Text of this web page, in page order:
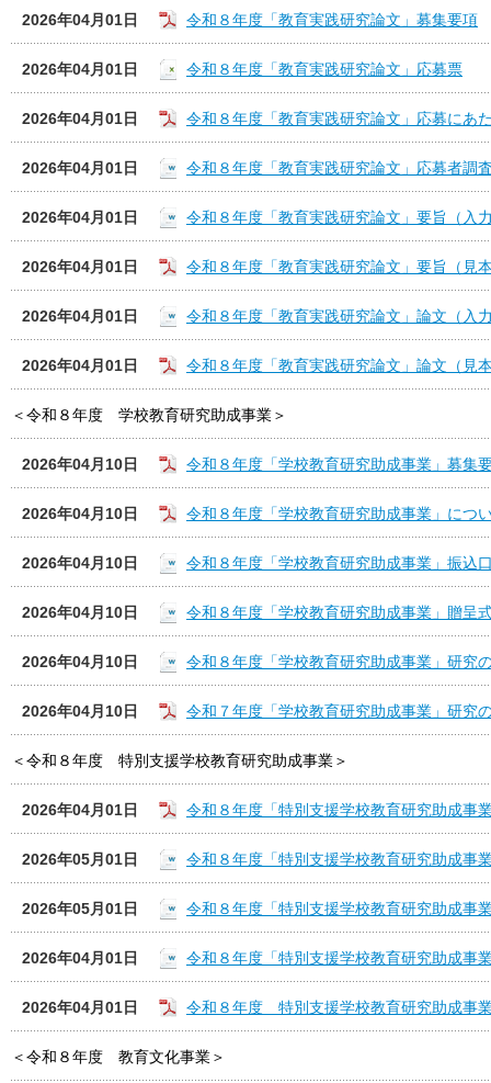
2026年04月01日 令和８年度「教育実践研究論文」募集要項
2026年04月01日 令和８年度「教育実践研究論文」応募票
2026年04月01日 令和８年度「教育実践研究論文」応募にあ
2026年04月01日 令和８年度「教育実践研究論文」応募者調
2026年04月01日 令和８年度「教育実践研究論文」要旨（入
2026年04月01日 令和８年度「教育実践研究論文」要旨（見
2026年04月01日 令和８年度「教育実践研究論文」論文（入
2026年04月01日 令和８年度「教育実践研究論文」論文（見
＜令和８年度 学校教育研究助成事業＞
2026年04月10日 令和８年度「学校教育研究助成事業」募集
2026年04月10日 令和８年度「学校教育研究助成事業」につ
2026年04月10日 令和８年度「学校教育研究助成事業」振込
2026年04月10日 令和８年度「学校教育研究助成事業」贈呈
2026年04月10日 令和８年度「学校教育研究助成事業」研究
2026年04月10日 令和７年度「学校教育研究助成事業」研究
＜令和８年度 特別支援学校教育研究助成事業＞
2026年04月01日 令和８年度「特別支援学校教育研究助成事
2026年05月01日 令和８年度「特別支援学校教育研究助成事
2026年05月01日 令和８年度「特別支援学校教育研究助成事
2026年04月01日 令和８年度「特別支援学校教育研究助成事
2026年04月01日 令和８年度 特別支援学校教育研究助成事
＜令和８年度 教育文化事業＞